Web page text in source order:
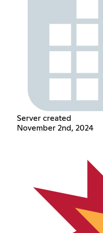
Server created
November 2nd, 2024